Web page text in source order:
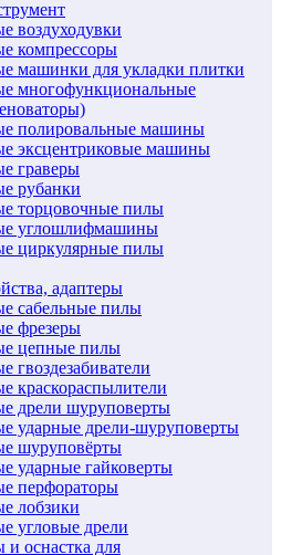
воздуходувки
компрессоры
машинки для укладки плитки
многофункциональные
полировальные машины
эксцентриковые машины
граверы
рубанки
торцовочные пилы
углошлифмашины
циркулярные пилы
адаптеры
сабельные пилы
фрезеры
цепные пилы
гвоздезабиватели
краскораспылители
дрели шуруповерты
ударные дрели-шуруповерты
шуруповёрты
ударные гайковерты
перфораторы
лобзики
угловые дрели
и оснастка для